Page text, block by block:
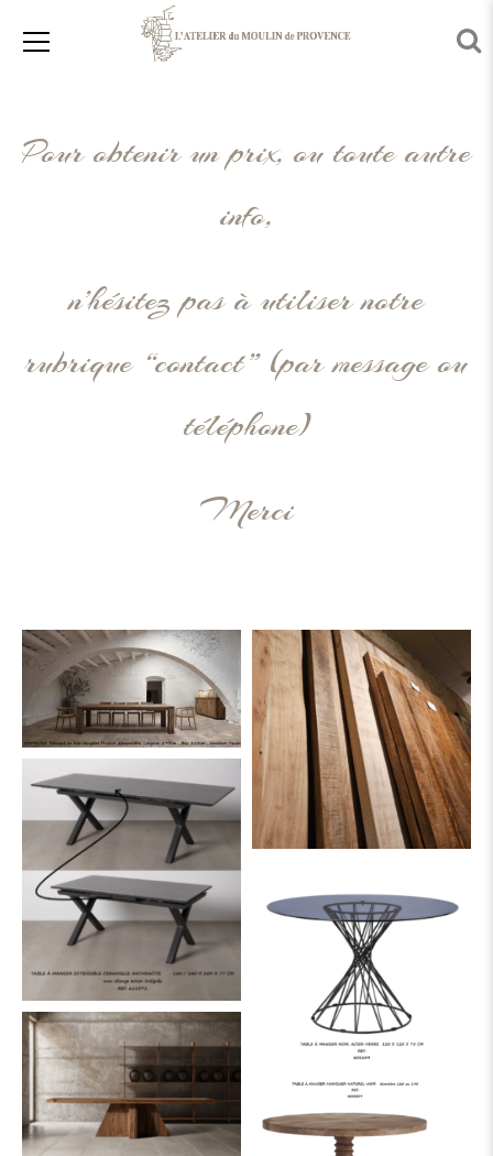
Pour obtenir un prix, ou toute autre
info,
n’hésitez pas à utiliser notre
rubrique “contact” (par message ou
téléphone)
Merci